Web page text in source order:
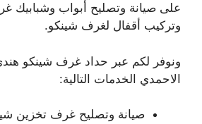
على صيانة وتصليح أبواب وشبابيك
وتركيب أقفال لغرف شينكو.
ونوفر لكم عبر حداد غرف شينكو
الاحمدي الخدمات التالية:
صيانة وتصليح غرف تخزين